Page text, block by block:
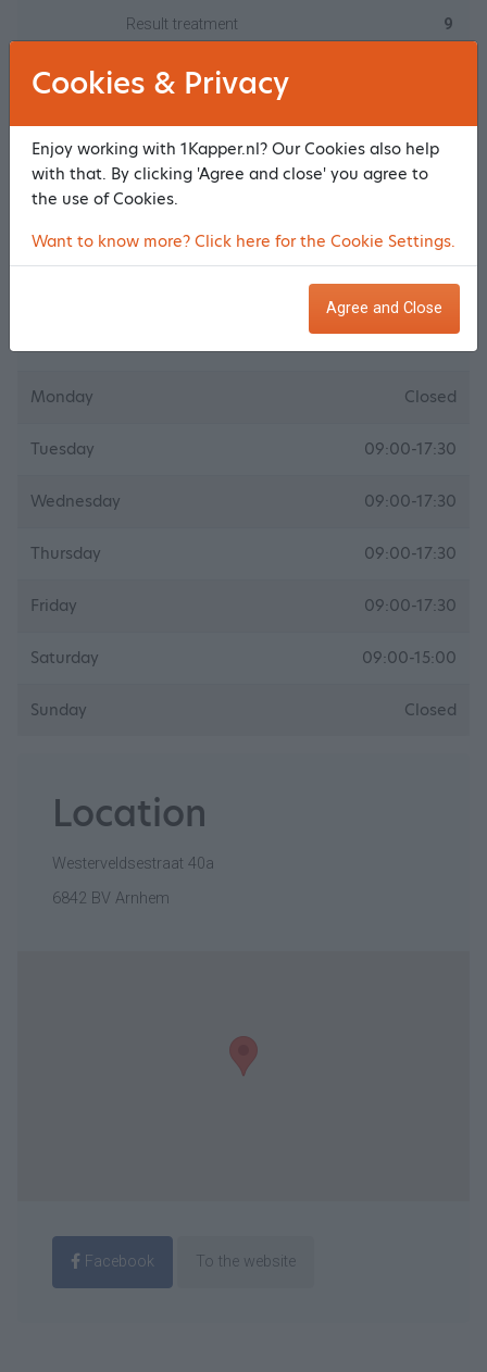
Result treatment 9
Heb een metamorfose gekregen en ben helemaal tevreden
Nancy - 18 June 2026
More reviews
Opening times
Monday Closed
Tuesday 09:00-17:30
Wednesday 09:00-17:30
Thursday 09:00-17:30
Friday 09:00-17:30
Saturday 09:00-15:00
Sunday Closed
Location
Westerveldsestraat 40a
6842 BV Arnhem
Facebook To the website
Cookies & Privacy
Enjoy working with 1Kapper.nl? Our Cookies also help
with that. By clicking 'Agree and close' you agree to
the use of Cookies.
Want to know more? Click here for the Cookie Settings.
Agree and Close